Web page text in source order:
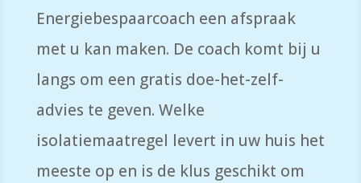
Energiebespaarcoach een afspraak
met u kan maken. De coach komt bij u
langs om een gratis doe-het-zelf-
advies te geven. Welke
isolatiemaatregel levert in uw huis het
meeste op en is de klus geschikt om